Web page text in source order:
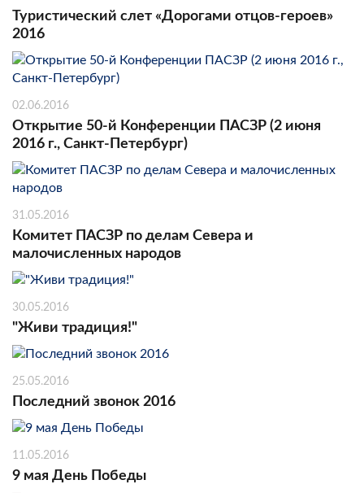
Туристический слет «Дорогами отцов-героев»
2016
02.06.2016
Открытие 50-й Конференции ПАСЗР (2 июня
2016 г., Санкт-Петербург)
31.05.2016
Комитет ПАСЗР по делам Севера и
малочисленных народов
30.05.2016
"Живи традиция!"
25.05.2016
Последний звонок 2016
11.05.2016
9 мая День Победы